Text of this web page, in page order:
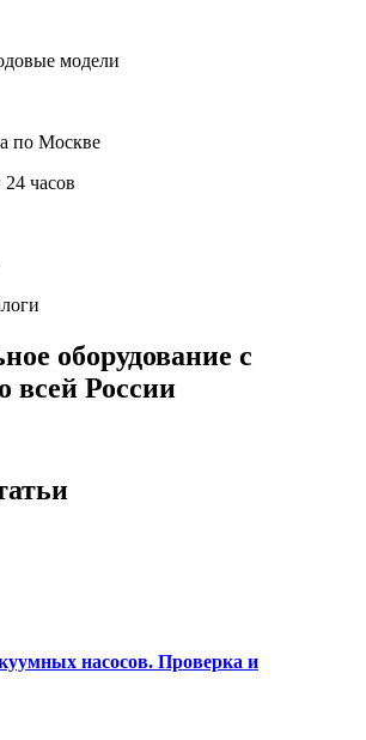
модели
по Москве
часов
оборудование с
всей России
насосов. Проверка и